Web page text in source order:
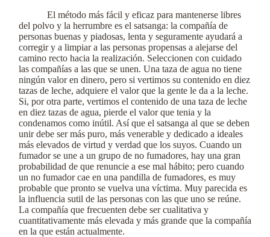
El método más fácil y eficaz para mantenerse libres
del polvo y la herrumbre es el satsanga: la compañía de
personas buenas y piadosas, lenta y seguramente ayudará a
corregir y a limpiar a las personas propensas a alejarse del
camino recto hacia la realización. Seleccionen con cuidado
las compañías a las que se unen. Una taza de agua no tiene
ningún valor en dinero, pero si vertimos su contenido en diez
tazas de leche, adquiere el valor que la gente le da a la leche.
Si, por otra parte, vertimos el contenido de una taza de leche
en diez tazas de agua, pierde el valor que tenia y la
condenamos como inútil. Así que el satsanga al que se deben
unir debe ser más puro, más venerable y dedicado a ideales
más elevados de virtud y verdad que los suyos. Cuando un
fumador se une a un grupo de no fumadores, hay una gran
probabilidad de que renuncie a ese mal hábito; pero cuando
un no fumador cae en una pandilla de fumadores, es muy
probable que pronto se vuelva una víctima. Muy parecida es
la influencia sutil de las personas con las que uno se reúne.
La compañía que frecuenten debe ser cualitativa y
cuantitativamente más elevada y más grande que la compañía
en la que están actualmente.